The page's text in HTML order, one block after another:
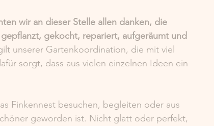
wir an dieser Stelle allen danken, die
gekocht, repariert, aufgeräumt und
unserer Gartenkoordination, die mit viel
sorgt, dass aus vielen einzelnen Ideen ein
Finkennest besuchen, begleiten oder aus
geworden ist. Nicht glatt oder perfekt,